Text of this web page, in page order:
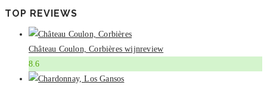
TOP REVIEWS
Château Coulon, Corbières wijnreview
8.6